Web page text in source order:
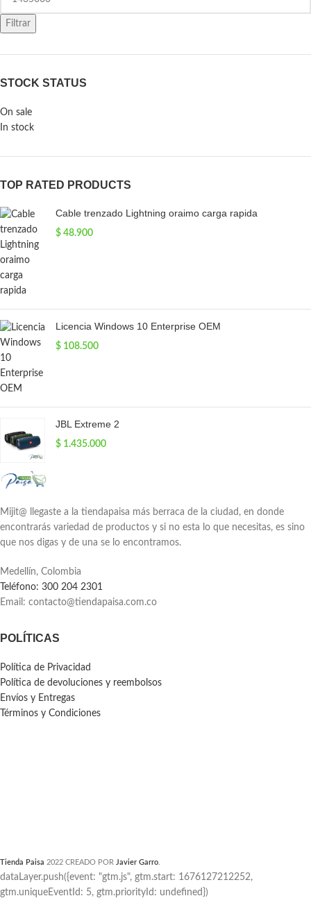
Filtrar
STOCK STATUS
On sale
In stock
TOP RATED PRODUCTS
Cable trenzado Lightning oraimo carga rapida
$ 48.900
Licencia Windows 10 Enterprise OEM
$ 108.500
JBL Extreme 2
$ 1.435.000
Mijit@ llegaste a la tiendapaisa más berraca de la ciudad, en donde
encontrarás variedad de productos y si no esta lo que necesitas, es sino
que nos digas y de una se lo encontramos.
Medellín, Colombia
Teléfono: 300 204 2301
Email: contacto@tiendapaisa.com.co
POLÍTICAS
Política de Privacidad
Política de devoluciones y reembolsos
Envíos y Entregas
Términos y Condiciones
Tienda Paisa 2022 CREADO POR Javier Garro.
dataLayer.push({event: "gtm.js", gtm.start: 1676127212252,
gtm.uniqueEventId: 5, gtm.priorityId: undefined})